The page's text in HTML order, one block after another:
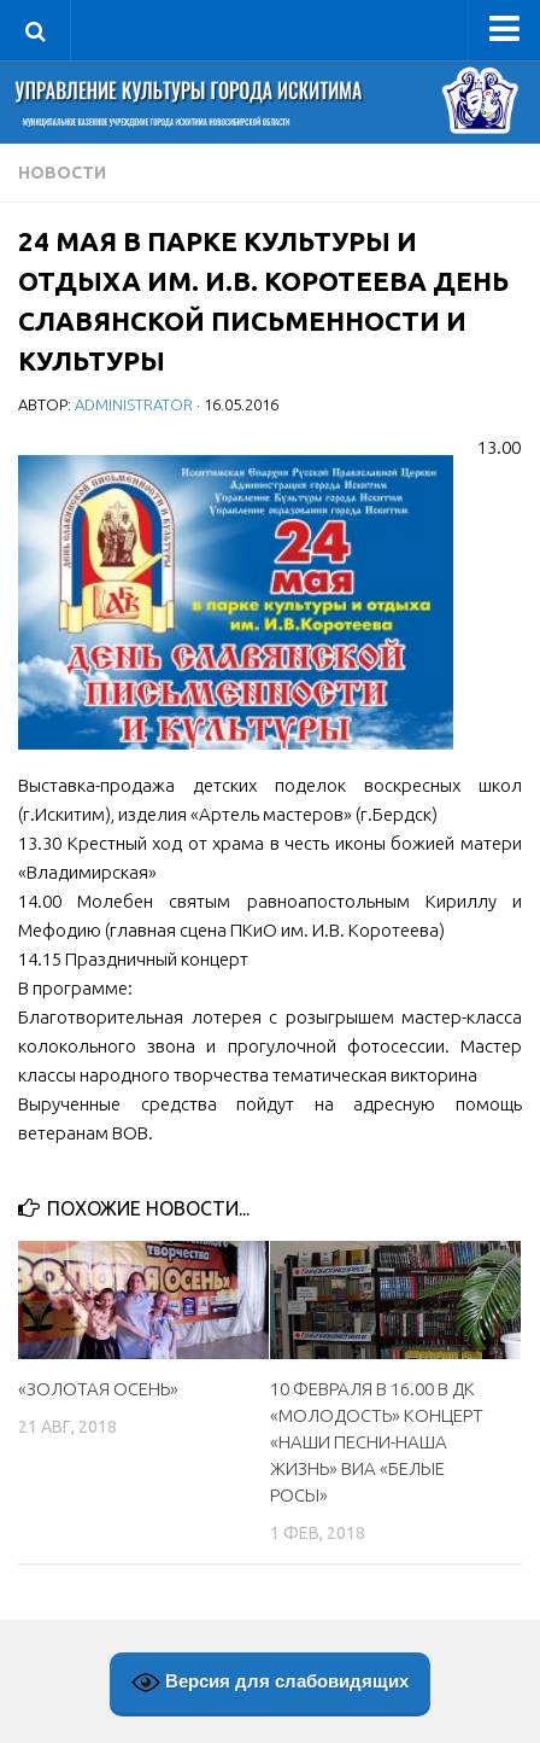
Управление
Руководитель
Сведения об организации
Книга почета культуры
Фотогалерея
Документы
Учредительные документы
Правовая база
Отчеты о деятельности
Учреждения культуры
МБУ Дом культуры «Молодость»
МБУ Дом культуры «Октябрь»
МБОУ ДО «Детская школа искусств»
МБОУ ДО «Детская музыкальная школа»
МБУК «Искитимский городской историко-художественный
МБУ Парк культуры и отдыха им. И.В. Коротеева
МБУК «Централизованная библиотечная система»
ДК «Россия»
Афиша
Независимая оценка качества
Контакты
НОВОСТИ
24 МАЯ В ПАРКЕ КУЛЬТУРЫ И
ОТДЫХА ИМ. И.В. КОРОТЕЕВА ДЕНЬ
СЛАВЯНСКОЙ ПИСЬМЕННОСТИ И
КУЛЬТУРЫ
АВТОР: ADMINISTRATOR · 16.05.2016
13.00
Выставка-продажа детских поделок воскресных школ
(г.Искитим), изделия «Артель мастеров» (г.Бердск)
13.30 Крестный ход от храма в честь иконы божией матери
«Владимирская»
14.00 Молебен святым равноапостольным Кириллу и
Мефодию (главная сцена ПКиО им. И.В. Коротеева)
14.15 Праздничный концерт
В программе:
Благотворительная лотерея с розыгрышем мастер-класса
колокольного звона и прогулочной фотосессии. Мастер
классы народного творчества тематическая викторина
Вырученные средства пойдут на адресную помощь
ветеранам ВОВ.
ПОХОЖИЕ НОВОСТИ...
«ЗОЛОТАЯ ОСЕНЬ»
21 АВГ, 2018
10 ФЕВРАЛЯ В 16.00 В ДК
«МОЛОДОСТЬ» КОНЦЕРТ
«НАШИ ПЕСНИ-НАША
ЖИЗНЬ» ВИА «БЕЛЫЕ
РОСЫ»
1 ФЕВ, 2018
Версия для слабовидящих